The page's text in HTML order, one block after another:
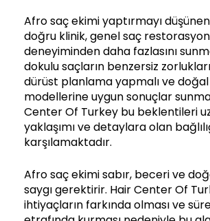
Afro saç ekimi yaptırmayı
doğru klinik, genel saç restorasyon
deneyiminden daha fazlasını
dokulu saçların benzersiz
dürüst planlama yapmalı ve
modellerine uygun sonuçlar
Center Of Turkey bu beklentileri
yaklaşımı ve detaylara olan
karşılamaktadır.
Afro saç ekimi sabır, beceri ve
saygı gerektirir. Hair Center Of
ihtiyaçların farkında olması ve